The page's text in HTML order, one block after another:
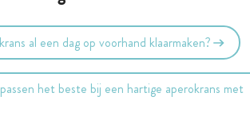
al een dag op voorhand klaarmaken?
het beste bij een hartige aperokrans met